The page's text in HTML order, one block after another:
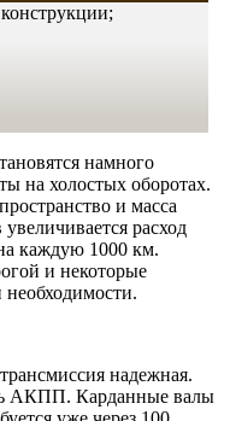
намного
на холостых оборотах.
и масса
расход
каждую 1000 км.
и некоторые
трансмиссия надежная.
АКПП. Карданные валы